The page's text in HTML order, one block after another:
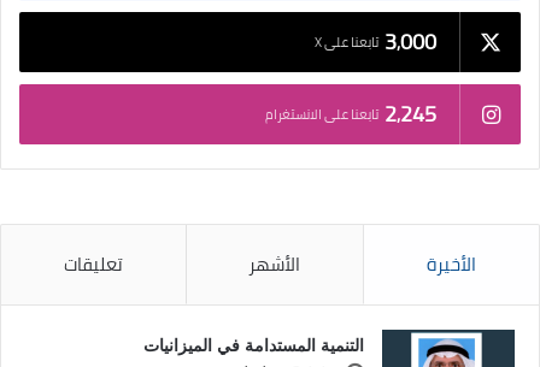
3٬000 تابعنا على X
2٬245 تابعنا على الانستغرام
الأخيرة الأشهر تعليقات
التنمية المستدامة في الميزانيات